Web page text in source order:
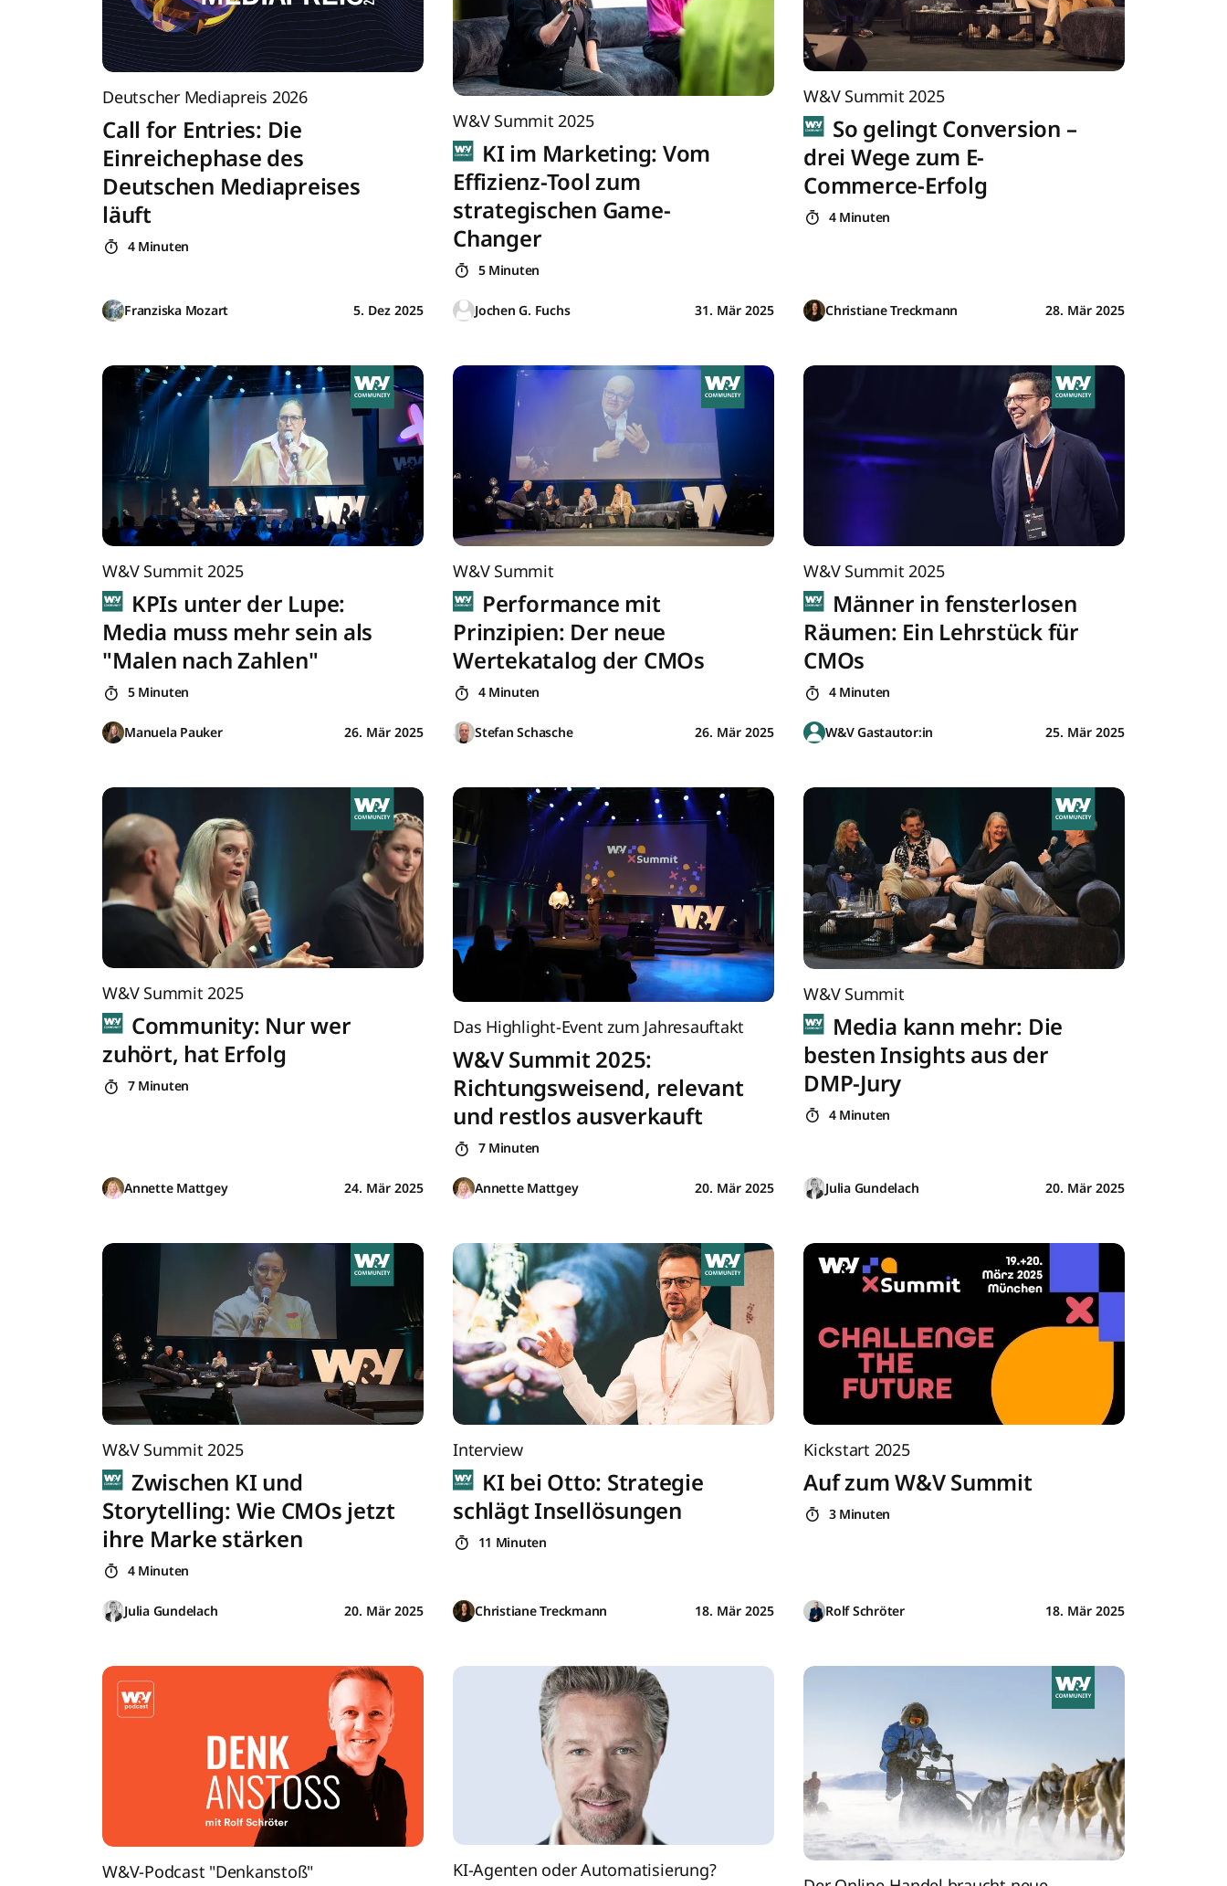
Deutscher Mediapreis 2026
Call for Entries: Die
Einreichephase des
Deutschen Mediapreises
läuft
4 Minuten
Franziska Mozart 5. Dez 2025
W&V Summit 2025
KI im Marketing: Vom
Effizienz-Tool zum
strategischen Game-
Changer
5 Minuten
Jochen G. Fuchs 31. Mär 2025
W&V Summit 2025
So gelingt Conversion –
drei Wege zum E-
Commerce-Erfolg
4 Minuten
Christiane Treckmann 28. Mär 2025
W&V Summit 2025
KPIs unter der Lupe:
Media muss mehr sein als
"Malen nach Zahlen"
5 Minuten
Manuela Pauker 26. Mär 2025
W&V Summit
Performance mit
Prinzipien: Der neue
Wertekatalog der CMOs
4 Minuten
Stefan Schasche 26. Mär 2025
W&V Summit 2025
Männer in fensterlosen
Räumen: Ein Lehrstück für
CMOs
4 Minuten
W&V Gastautor:in 25. Mär 2025
W&V Summit 2025
Community: Nur wer
zuhört, hat Erfolg
7 Minuten
Annette Mattgey 24. Mär 2025
Das Highlight-Event zum Jahresauftakt
W&V Summit 2025:
Richtungsweisend, relevant
und restlos ausverkauft
7 Minuten
Annette Mattgey 20. Mär 2025
W&V Summit
Media kann mehr: Die
besten Insights aus der
DMP-Jury
4 Minuten
Julia Gundelach 20. Mär 2025
W&V Summit 2025
Zwischen KI und
Storytelling: Wie CMOs jetzt
ihre Marke stärken
4 Minuten
Julia Gundelach 20. Mär 2025
Interview
KI bei Otto: Strategie
schlägt Insellösungen
11 Minuten
Christiane Treckmann 18. Mär 2025
Kickstart 2025
Auf zum W&V Summit
3 Minuten
Rolf Schröter 18. Mär 2025
W&V-Podcast "Denkanstoß" KI-Agenten oder Automatisierung?